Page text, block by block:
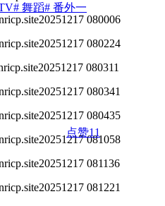
# 舞蹈# 番外一
点赞11